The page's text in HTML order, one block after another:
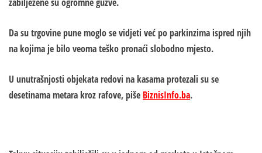
Da su trgovine pune moglo se vidjeti već po parkinzima ispred njih
na kojima je bilo veoma teško pronaći slobodno mjesto.
U unutrašnjosti objekata redovi na kasama protezali su se
desetinama metara kroz rafove, piše BiznisInfo.ba.